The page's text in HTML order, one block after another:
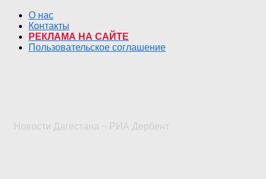
О нас
Контакты
РЕКЛАМА НА САЙТЕ
Пользовательское соглашение
Новости Дагестана ~ РИА Дербент